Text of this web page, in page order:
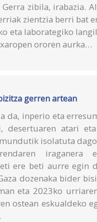
zibila, irabazia.
zientzia berri bat
eta laborategiko
ororen aurka…
gerren artean
da, inperio eta
desertuaren atari
isolatuta
ere beti aurre egin
dozenaka bider
eta 2023ko
ostean eskualdeko